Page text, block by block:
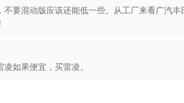
不要混动版应该还能低一些。从工厂来看广汽
如果便宜，买雷凌。